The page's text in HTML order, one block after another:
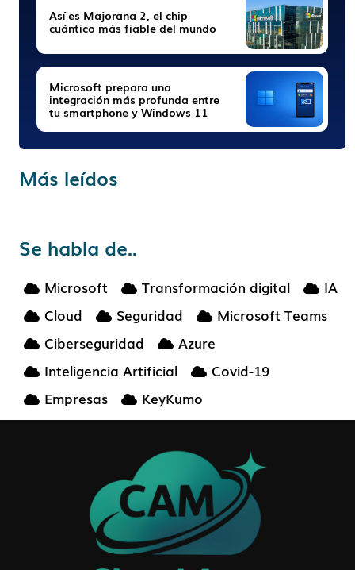
Así es Majorana 2, el chip
cuántico más fiable del mundo
Microsoft prepara una
integración más profunda entre
tu smartphone y Windows 11
Más leídos
Se habla de..
Microsoft Transformación digital
IA
Cloud
Seguridad
Microsoft Teams
Ciberseguridad
Azure
Inteligencia Artificial
Covid-19
Empresas
KeyKumo